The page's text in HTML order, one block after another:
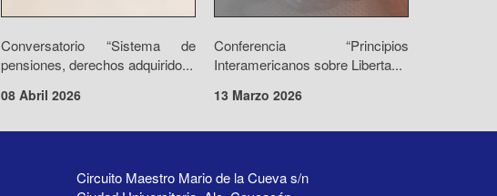
Conversatorio “Sistema de
pensiones, derechos adquirido...
08 Abril 2026
Conferencia “Principios
Interamericanos sobre Liberta...
13 Marzo 2026
Circuito Maestro Mario de la Cueva s/n